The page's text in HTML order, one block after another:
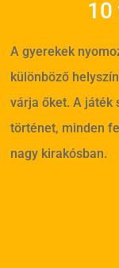
10
A gyerekek
különböző
várja őket. A játék
történet, minden
nagy kirakósban.